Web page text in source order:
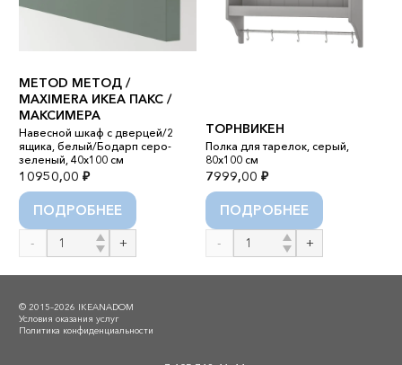
METOD МЕТОД /
MAXIMERA ИКЕА ПАКС /
МАКСИМЕРА
Навесной шкаф с дверцей/2
ящика, белый/Бодарп серо-
зеленый, 40x100 см
10950,00 ₽
ПОДРОБНЕЕ
Количество
товара
METOD
/
MAXIMERA
ТОРНВИКЕН
Полка для тарелок, серый,
80x100 см
7999,00 ₽
ПОДРОБНЕЕ
Количество
товара
ТОРНВИКЕН
© 2015–2026 IKEANADOM
Условия оказания услуг
Политика конфиденциальности